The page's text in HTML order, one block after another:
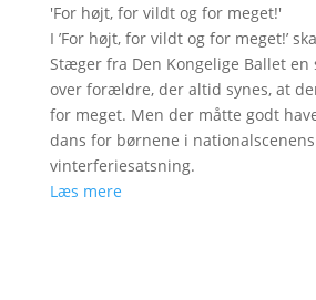
'For højt, for vildt og for meget!'
I ’For højt, for vildt og for meget!’
Stæger fra Den Kongelige Ballet en
over forældre, der altid synes, at
for meget. Men der måtte godt
dans for børnene i
vinterferiesatsning.
Læs mere